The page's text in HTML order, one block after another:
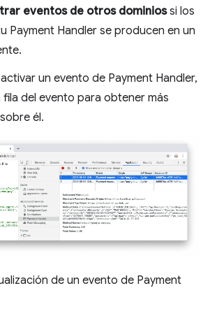
eventos de otros dominiossi los
Payment Handler se producen en un
un evento de Payment Handler,
fila del evento para obtener más
él.
de un evento de Payment